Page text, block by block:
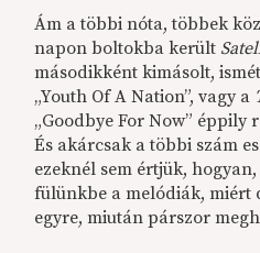
Ám a többi nóta, többek
napon boltokba került
másodikként kimásolt,
„Youth Of A Nation”, vagy a
„Goodbye For Now” éppily
És akárcsak a többi szám
ezeknél sem értjük,
fülünkbe a melódiák, miért
egyre, miután párszor